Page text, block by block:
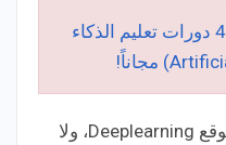
أفضل 4 دورات تعليم الذكاء
وفي النهاية نتمنى أن يفيدكم موقع Deeplearning، ولا